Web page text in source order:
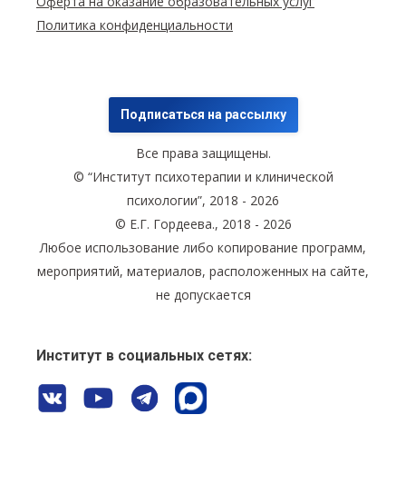
Политика конфиденциальности
Подписаться на рассылку
Все права защищены.
© “Институт психотерапии и клинической
психологии”, 2018 - 2026
© Е.Г. Гордеева., 2018 - 2026
Любое использование либо копирование программ,
мероприятий, материалов, расположенных на сайте,
не допускается
Институт в социальных сетях: